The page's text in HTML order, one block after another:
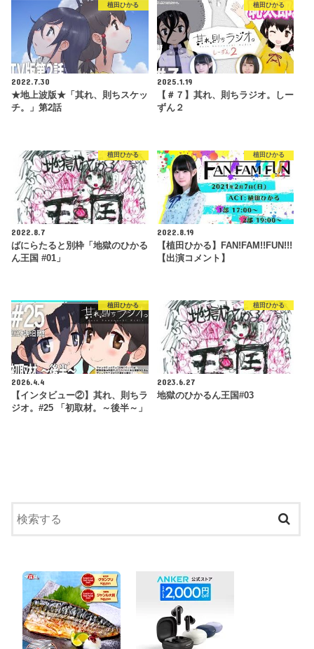
植田ひかる
2022.7.30
★地上波版★「其れ、則ちスケッ
チ。」第2話
植田ひかる
2025.1.19
【＃７】其れ、則ちラジオ。しー
ずん２
植田ひかる
2022.8.7
ばにらたると別枠「地獄のひかる
ん王国 #01」
植田ひかる
2022.8.19
【植田ひかる】FAN!FAM!!FUN!!!
【出演コメント】
植田ひかる
2026.4.4
【インタビュー②】其れ、則ちラ
ジオ。#25 「初取材。～後半～」
植田ひかる
2023.6.27
地獄のひかるん王国#03